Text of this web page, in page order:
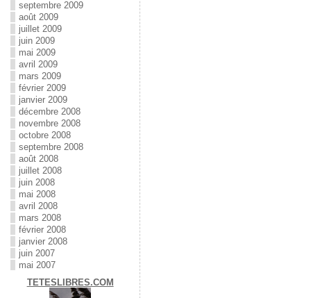
septembre 2009
août 2009
juillet 2009
juin 2009
mai 2009
avril 2009
mars 2009
février 2009
janvier 2009
décembre 2008
novembre 2008
octobre 2008
septembre 2008
août 2008
juillet 2008
juin 2008
mai 2008
avril 2008
mars 2008
février 2008
janvier 2008
juin 2007
mai 2007
TETESLIBRES.COM